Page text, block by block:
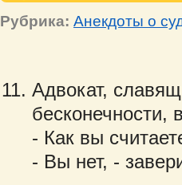
Рубрика: Анекдоты о
Адвокат,
бесконечности,
- Как вы
- Вы нет, -